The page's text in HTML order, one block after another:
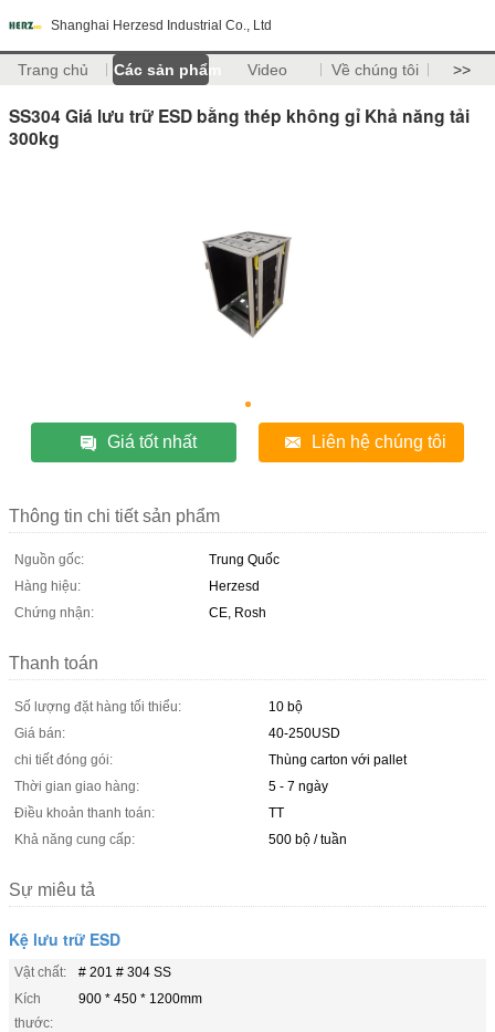
Shanghai Herzesd Industrial Co., Ltd
Trang chủ Các sản phẩm Video Về chúng tôi >>
SS304 Giá lưu trữ ESD bằng thép không gỉ Khả năng tải
300kg
Giá tốt nhất Liên hệ chúng tôi
Thông tin chi tiết sản phẩm
Nguồn gốc:
Trung Quốc
Hàng hiệu:
Herzesd
Chứng nhận:
CE, Rosh
Thanh toán
Số lượng đặt hàng tối thiểu:
10 bộ
Giá bán:
40-250USD
chi tiết đóng gói:
Thùng carton với pallet
Thời gian giao hàng:
5 - 7 ngày
Điều khoản thanh toán:
TT
Khả năng cung cấp:
500 bộ / tuần
Sự miêu tả
Kệ lưu trữ ESD
Vật chất:
# 201 # 304 SS
Kích
thước:
900 * 450 * 1200mm